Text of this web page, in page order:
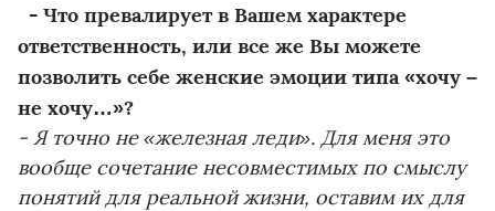
- Что превалирует в Вашем характере
ответственность, или все же Вы можете
позволить себе женские эмоции типа «хочу –
не хочу…»?
- Я точно не «железная леди». Для меня это
вообще сочетание несовместимых по смыслу
понятий для реальной жизни, оставим их для